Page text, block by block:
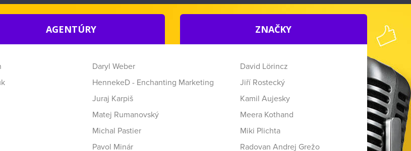
AGENTÚRY ZNAČKY
Daryl Weber
David Lörincz
HennekeD - Enchanting Marketing
Jiří Rostecký
Juraj Karpiš
Kamil Aujesky
Matej Rumanovský
Meera Kothand
Michal Pastier
Miki Plichta
Pavol Minár
Radovan Andrej Grežo